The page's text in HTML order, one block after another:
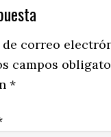
correo
campos
*